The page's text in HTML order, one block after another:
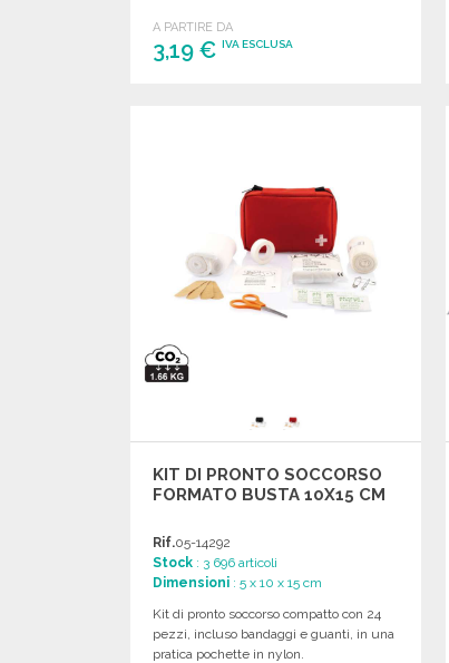
A PARTIRE DA
3,19 € IVA ESCLUSA
KIT DI PRONTO SOCCORSO
FORMATO BUSTA 10X15 CM
Rif.05-14292
Stock : 3 696 articoli
Dimensioni : 5 x 10 x 15 cm
Kit di pronto soccorso compatto con 24
pezzi, incluso bandaggi e guanti, in una
pratica pochette in nylon.